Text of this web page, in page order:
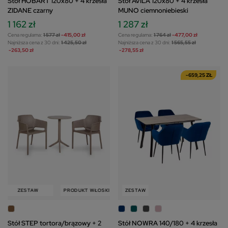
ZIDANE czarny
1 162 zł
Cena regularna: 1 577 zł-415,00 zł
Najniższa cena z 30 dni: 1 425,50 zł
-263,50 zł
MUNO ciemnoniebieski
1 287 zł
Cena regularna: 1 764 zł-477,00 zł
Najniższa cena z 30 dni: 1 565,55 zł
-278,55 zł
ZESTAW PRODUKT WŁOSKI ZESTAW
Stół STEP tortora/brązowy + 2
-659,25 ZŁ
ZESTAW
Stół NOWRA 140/180 + 4 krzesła